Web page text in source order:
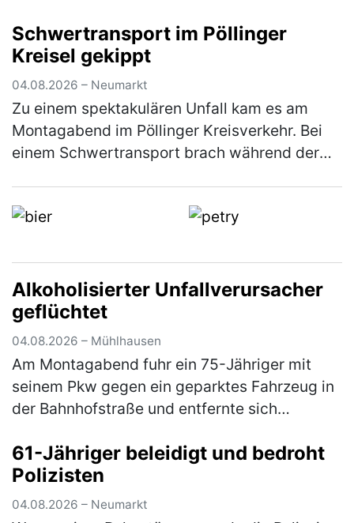
Sachschaden in Höhe von rund 5.000 €. Der…
(mehr)
Schwertransport im Pöllinger
Kreisel gekippt
04.08.2026 – Neumarkt
Zu einem spektakulären Unfall kam es am
Montagabend im Pöllinger Kreisverkehr. Bei
einem Schwertransport brach während der
Alkoholisierter Unfallverursacher
geflüchtet
04.08.2026 – Mühlhausen
Am Montagabend fuhr ein 75-Jähriger mit
seinem Pkw gegen ein geparktes Fahrzeug in
der Bahnhofstraße und entfernte sich
Ein aufmerksamer Zeuge konnte den U…
(mehr)
61-Jähriger beleidigt und bedroht
Polizisten
04.08.2026 – Neumarkt